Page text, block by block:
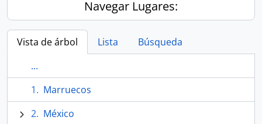
Navegar Lugares:
Vista de árbol Lista
Búsqueda
...
Marruecos
México